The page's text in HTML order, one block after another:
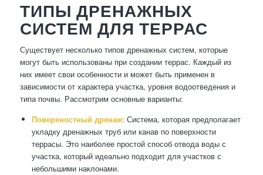
ТИПЫ ДРЕНАЖНЫХ
СИСТЕМ ДЛЯ ТЕРРАС
Существует несколько типов дренажных систем, которые
могут быть использованы при создании террас. Каждый из
них имеет свои особенности и может быть применен в
зависимости от характера участка, уровня водоотведения и
типа почвы. Рассмотрим основные варианты:
Поверхностный дренаж:Система, которая предполагает
укладку дренажных труб или канав по поверхности
террасы. Это наиболее простой способ отвода воды с
участка, который идеально подходит для участков с
небольшими наклонами.